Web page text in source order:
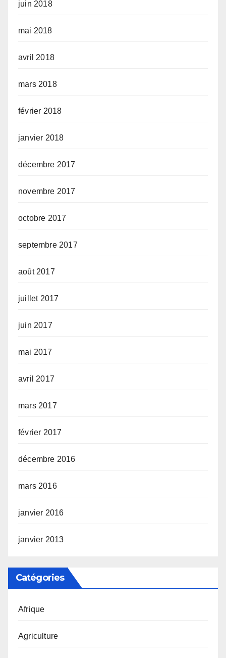
juin 2018
mai 2018
avril 2018
mars 2018
février 2018
janvier 2018
décembre 2017
novembre 2017
octobre 2017
septembre 2017
août 2017
juillet 2017
juin 2017
mai 2017
avril 2017
mars 2017
février 2017
décembre 2016
mars 2016
janvier 2016
janvier 2013
Catégories
Afrique
Agriculture